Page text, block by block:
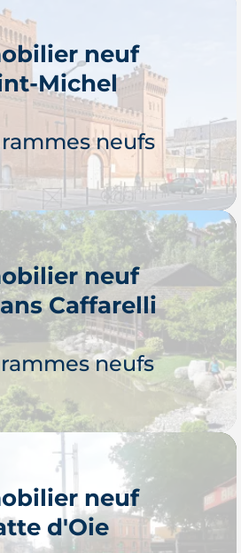
Je découvre
neuf
Michel
neufs
Je découvre
neuf
Caffarelli
neufs
Je découvre
neuf
d'Oie